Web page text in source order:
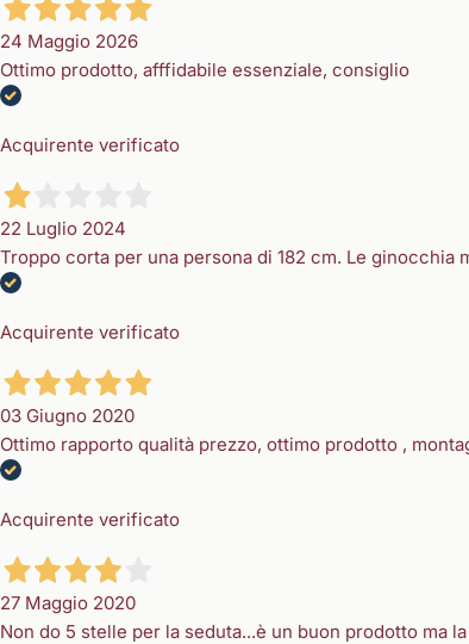
24 Maggio 2026
Ottimo prodotto, afffidabile essenziale, consiglio
Acquirente verificato
22 Luglio 2024
Troppo corta per una persona di 182 cm. Le ginocchia
Acquirente verificato
03 Giugno 2020
Ottimo rapporto qualità prezzo, ottimo prodotto ,
Acquirente verificato
27 Maggio 2020
Non do 5 stelle per la seduta...è un buon prodotto ma